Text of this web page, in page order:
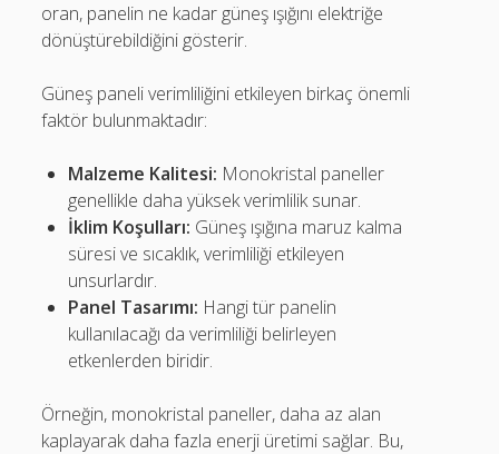
oran, panelin ne kadar güneş ışığını elektriğe
dönüştürebildiğini gösterir.
Güneş paneli verimliliğini etkileyen birkaç önemli
faktör bulunmaktadır:
Malzeme Kalitesi: Monokristal paneller
genellikle daha yüksek verimlilik sunar.
İklim Koşulları: Güneş ışığına maruz kalma
süresi ve sıcaklık, verimliliği etkileyen
unsurlardır.
Panel Tasarımı: Hangi tür panelin
kullanılacağı da verimliliği belirleyen
etkenlerden biridir.
Örneğin, monokristal paneller, daha az alan
kaplayarak daha fazla enerji üretimi sağlar. Bu,